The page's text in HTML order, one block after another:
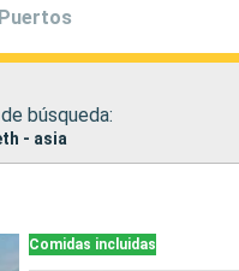
Puertos
búsqueda:
- asia
Comidas incluidas